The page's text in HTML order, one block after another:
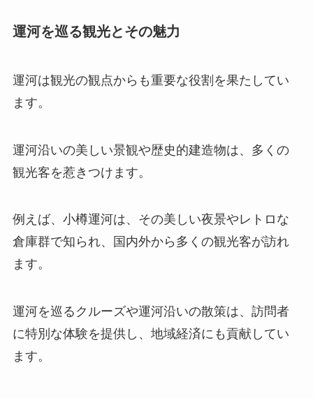
運河を巡る観光とその魅力
運河は観光の観点からも重要な役割を果たしてい
ます。
運河沿いの美しい景観や歴史的建造物は、多くの
観光客を惹きつけます。
例えば、小樽運河は、その美しい夜景やレトロな
倉庫群で知られ、国内外から多くの観光客が訪れ
ます。
運河を巡るクルーズや運河沿いの散策は、訪問者
に特別な体験を提供し、地域経済にも貢献してい
ます。